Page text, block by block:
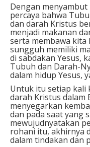
Dengan
percaya bahwa
dan darah Kristus
menjadi makanan
serta membawa kita
sungguh memiliki
di sabdakan Yesus,
Tubuh dan Darah-
dalam hidup Yesus,
Untuk itu setiap kali
darah Kristus dalam
menyegarkan
dan pada saat yang
mewujudnyatakan
rohani itu, akhirnya
dalam tindakan dan